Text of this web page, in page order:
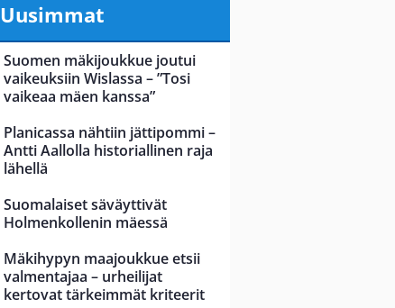
Uusimmat
Suomen mäkijoukkue joutui
vaikeuksiin Wislassa – ”Tosi
vaikeaa mäen kanssa”
Planicassa nähtiin jättipommi –
Antti Aallolla historiallinen raja
lähellä
Suomalaiset säväyttivät
Holmenkollenin mäessä
Mäkihypyn maajoukkue etsii
valmentajaa – urheilijat
kertovat tärkeimmät kriteerit